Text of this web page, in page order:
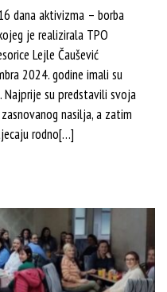
dana aktivizma – borba
je realizirala TPO
Lejle Čaušević
2024. godine imali su
su predstavili svoja
nasilja, a zatim
rodno[…]